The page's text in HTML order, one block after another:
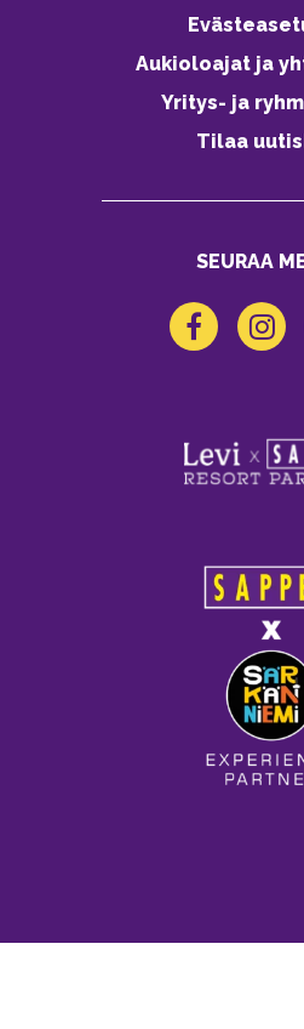
Aukioloajat ja
Yritys- ja
Tilaa
SEURAA